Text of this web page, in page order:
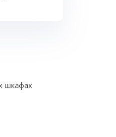
шкафах